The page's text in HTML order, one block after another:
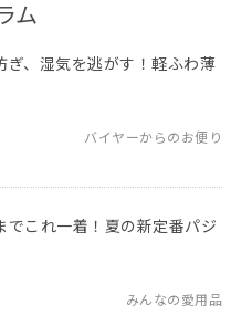
ム
ぎ、湿気を逃がす！軽ふわ薄
バイヤーからのお便り
でこれ一着！夏の新定番パジ
みんなの愛用品